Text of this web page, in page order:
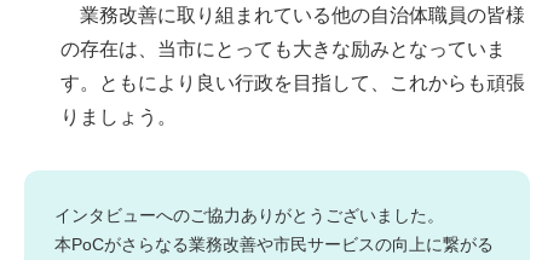
業務改善に取り組まれている他の自治体職員の皆様
の存在は、当市にとっても大きな励みとなっていま
す。ともにより良い行政を目指して、これからも頑張
りましょう。
インタビューへのご協力ありがとうございました。
本PoCがさらなる業務改善や市民サービスの向上に繋がる